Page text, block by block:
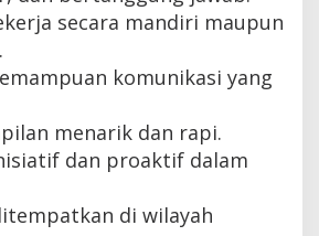
secara mandiri maupun
komunikasi yang
menarik dan rapi.
dan proaktif dalam
di wilayah